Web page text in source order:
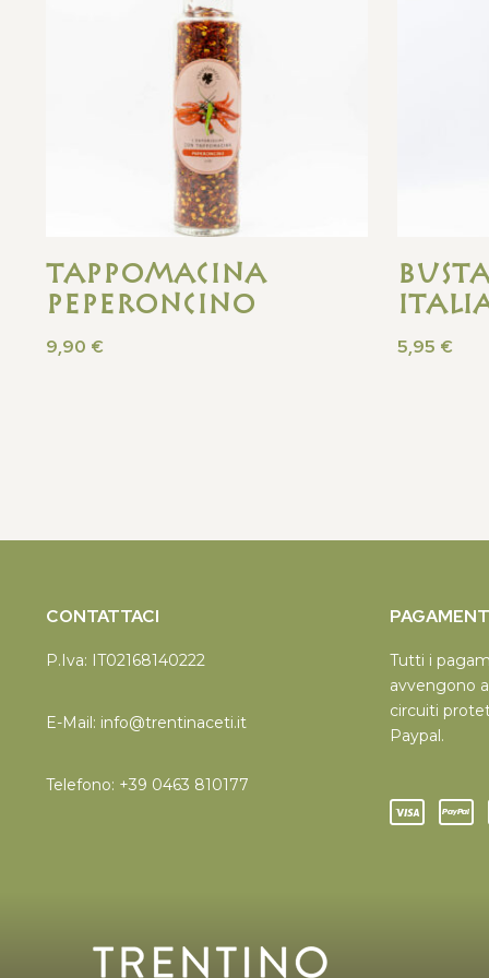
Tappomacina
Peperoncino
9,90 € 5,95 €
CONTATTACI
P.Iva: IT02168140222
E-Mail: info@trentinaceti.it
Telefono: +39 0463 810177
Tutti i
avvengono
circuiti
Paypal.